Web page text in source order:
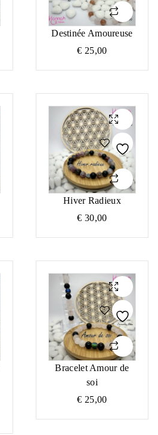
Destinée Amoureuse
€ 25,00
Hiver Radieux
€ 30,00
Bracelet Amour de
soi
€ 25,00